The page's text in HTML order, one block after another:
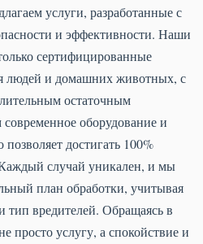
услуги, разработанные с
и эффективности. Наши
сертифицированные
людей и домашних животных, с
остаточным
оборудование и
достигать 100%
Каждый случай уникален, и мы
план обработки, учитывая
тип вредителей. Обращаясь в
просто услугу, а спокойствие и